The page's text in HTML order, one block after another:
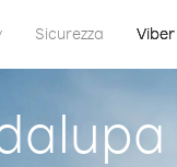
Sicurezza